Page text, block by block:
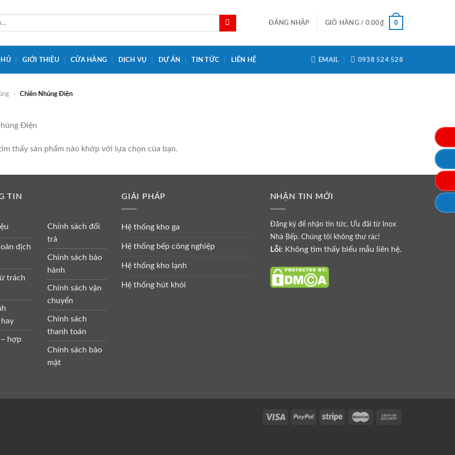
ĐĂNG NHẬP GIỎ HÀNG / 0.00₫ 0
GIỚI THIỆU CỬA HÀNG DỊCH VỤ DỰ ÁN TIN TỨC LIÊN HỆ EMAIL 0938 524 528
» Chiên Nhúng Điện
Điện
thấy sản phẩm nào khớp với lựa chọn của bạn.
TIN
dịch
trách
– hợp
Chính sách đổi
trả
Chính sách bảo
hành
Chính sách vận
chuyển
Chính sách
thanh toán
Chính sách bảo
mật
GIẢI PHÁP
Hệ thống kho ga
Hệ thống bếp công nghiệp
Hệ thống kho lạnh
Hệ thống hút khói
NHẬN TIN MỚI
Đăng ký để nhận tin tức, Ưu đãi từ Inox
Nhà Bếp. Chúng tôi không thư rác!
Lỗi: Không tìm thấy biểu mẫu liên hệ.